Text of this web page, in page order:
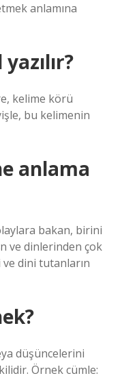
anlamına
kelime körü
bu kelimenin
anlama
bakan, birini
ve dinlerinden çok
dini tutanların
düşüncelerini
Örnek cümle: